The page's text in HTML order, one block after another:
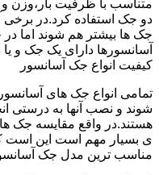
متناسب با ظرفیت بار،وزن و
دو جک استفاده کرد.در
جک ها بیشتر هم شوند اما در
آسانسورها دارای یک جک و
کیفیت انواع جک آسانسور
تمامی انواع جک های
شوند و نصب آنها به درستی
هستند.در واقع مقایسه جک
ی بسیار مهم است این است
مناسب ترین مدل جک